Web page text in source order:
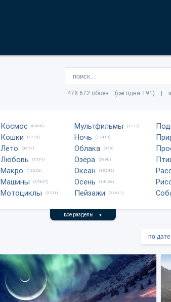
478.672 обоев (сегодня +91) |
Космос (6006)
Кошки (7730)
Лето (9677)
Любовь (1791)
Макро (12626)
Машины (37847)
Мотоциклы (3701)
Мультфильмы (1177)
Ночь (12410)
Облака (945)
Озёра (6990)
Океан (13542)
Осень (14466)
Пейзажи (24611)
все разделы ▼